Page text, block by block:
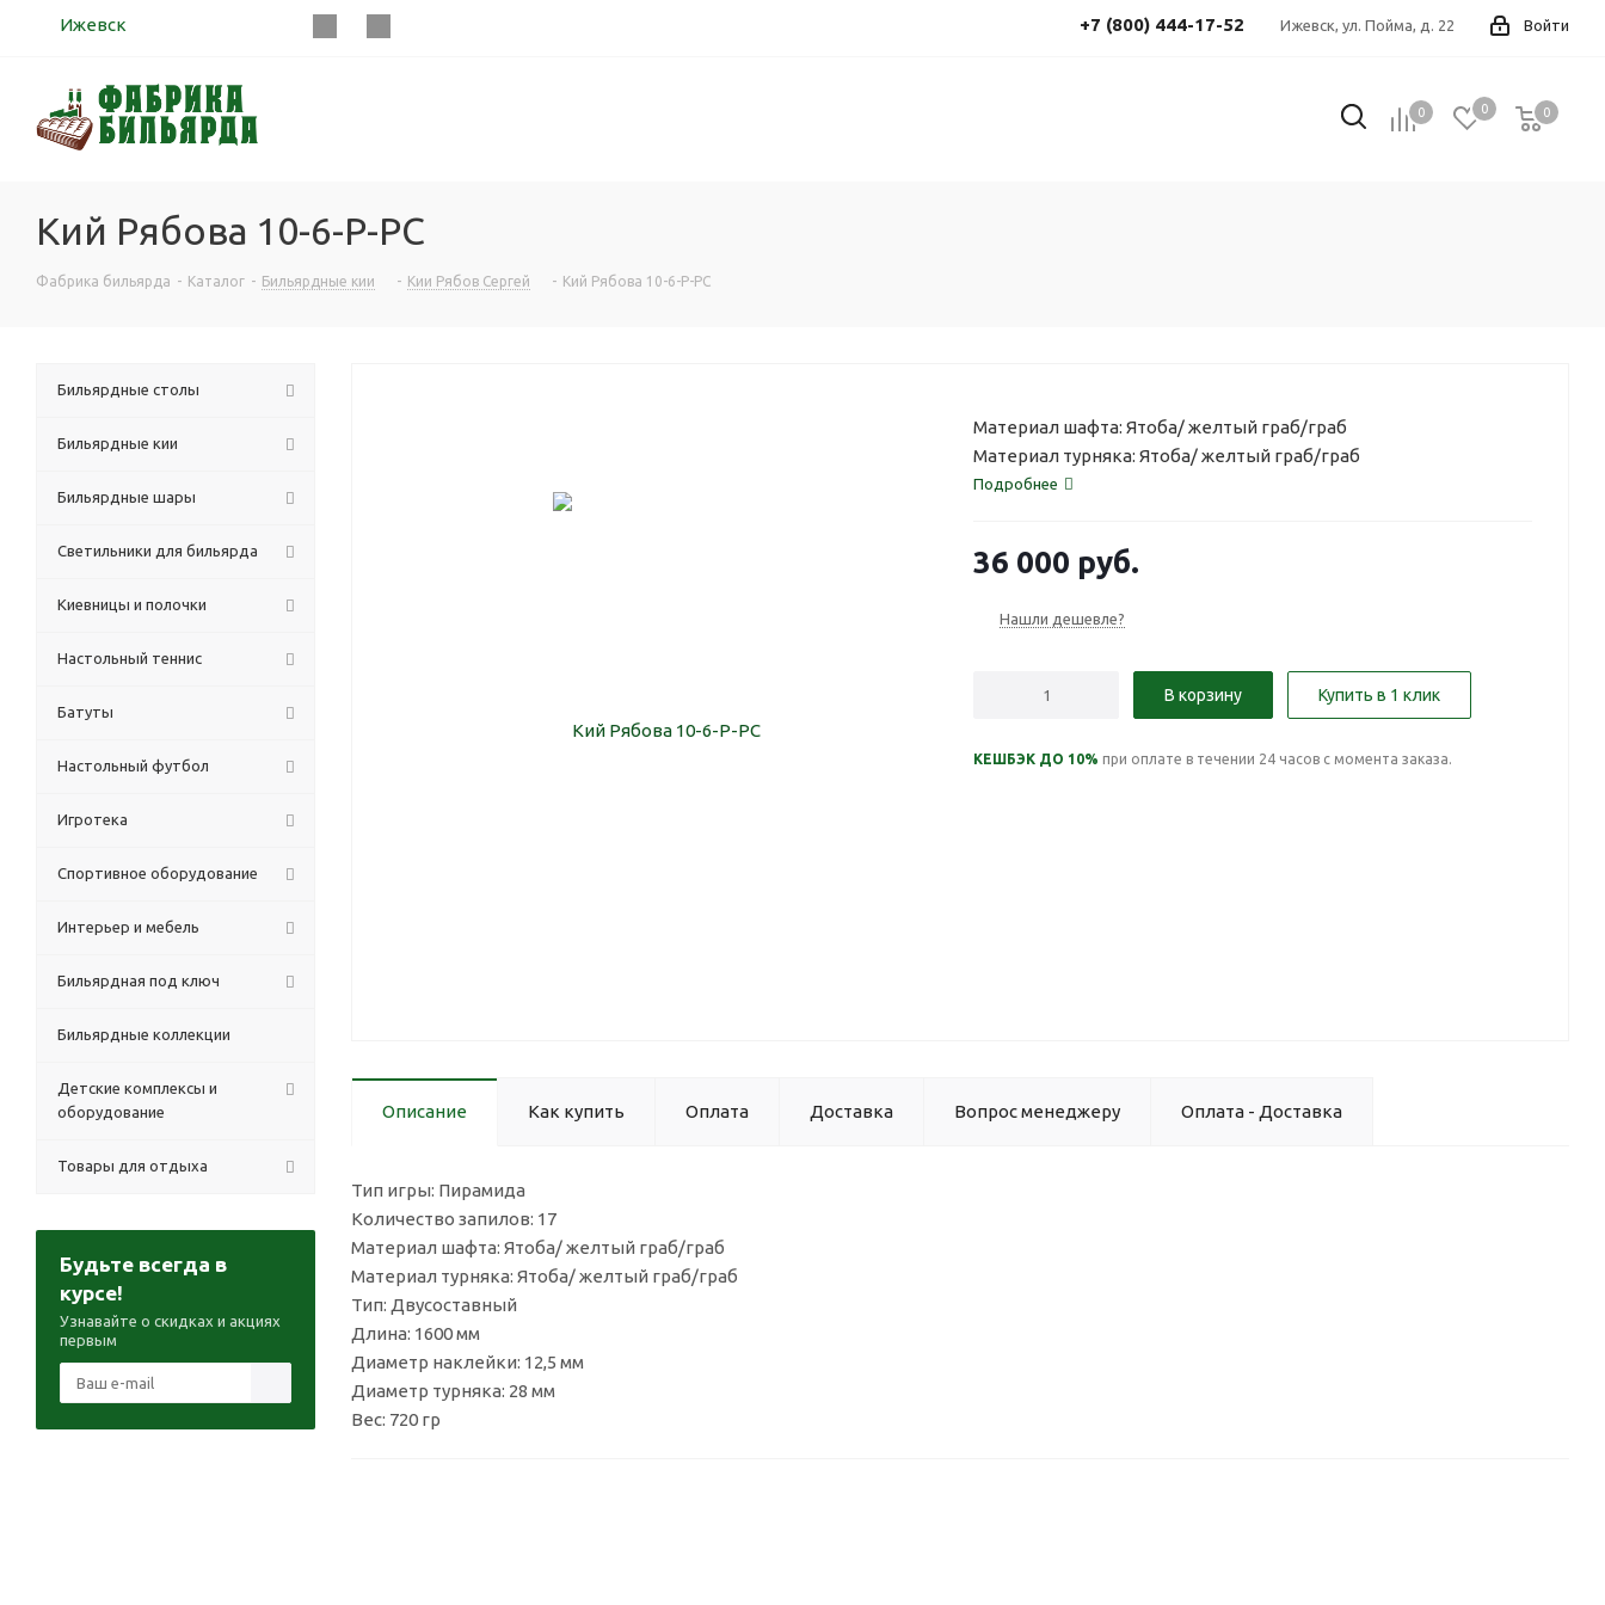
Ижевск Войти
Ижевск, ул. Пойма, д. 22
+7 (800) 444-17-52
0 0 0
0
Кий Рябова 10-6-Р-РС
Фабрика бильярда - Каталог - Бильярдные кии - Кии Рябов Сергей - Кий Рябова 10-6-Р-РС
Материал шафта: Ятоба/ желтый граб/граб
Материал турняка: Ятоба/ желтый граб/граб
Подробнее
36 000 руб.
Нашли дешевле?
В корзину Купить в 1 клик
КЕШБЭК ДО 10% при оплате в течении 24 часов с момента заказа.
Описание Как купить Оплата Доставка Вопрос менеджеру Оплата - Доставка
Тип игры: Пирамида
Количество запилов: 17
Материал шафта: Ятоба/ желтый граб/граб
Материал турняка: Ятоба/ желтый граб/граб
Тип: Двусоставный
Длина: 1600 мм
Диаметр наклейки: 12,5 мм
Диаметр турняка: 28 мм
Вес: 720 гр
Бильярдные столы
Бильярдные кии
Бильярдные шары
Светильники для бильярда
Киевницы и полочки
Настольный теннис
Батуты
Настольный футбол
Игротека
Спортивное оборудование
Интерьер и мебель
Бильярдная под ключ
Бильярдные коллекции
Детские комплексы и
оборудование
Товары для отдыха
Будьте всегда в
курсе!
Узнавайте о скидках и акциях
первым